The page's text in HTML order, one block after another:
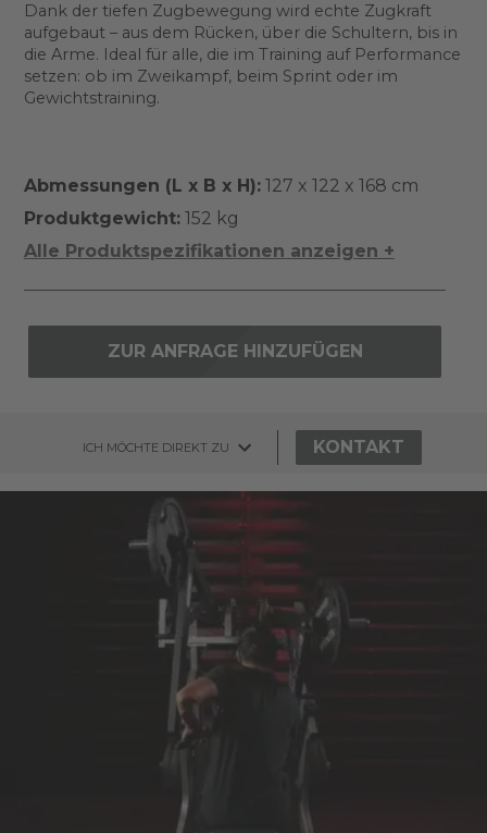
Dank der tiefen Zugbewegung wird echte Zugkraft
aufgebaut – aus dem Rücken, über die Schultern, bis in
die Arme. Ideal für alle, die im Training auf Performance
setzen: ob im Zweikampf, beim Sprint oder im
Gewichtstraining.
Abmessungen (L x B x H):127 x 122 x 168 cm
Produktgewicht:152 kg
Alle Produktspezifikationen anzeigen +
ZUR ANFRAGE HINZUFÜGEN
ICH MÖCHTE DIREKT ZU KONTAKT